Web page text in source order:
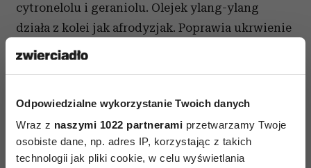
Odpowiedzialne wykorzystanie Twoich danych
Wraz z naszymi 1022 partnerami przetwarzamy Twoje
osobiste dane, np. adres IP, korzystając z takich
technologii jak pliki cookie, w celu wyświetlania
cytronelolu i geraniolu. Olejek ylang-ylang
działa z kolei jak afrodyzjak. Poprawia ukrwienie
skóry, rozszerzając naczynia krwionośne.
w perfumeriach zapachów to miks substancji
syntetycznych i naturalnych ekstraktów, nie
można do końca przewidzieć ich działania.